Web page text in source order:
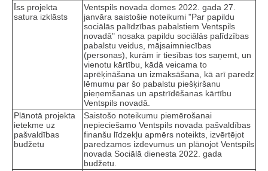
Īss projekta
satura izklāsts
Ventspils novada domes 2022. gada 27.
janvāra saistošie noteikumi "Par papildu
sociālās palīdzības pabalstiem Ventspils
novadā" nosaka papildu sociālās palīdzības
pabalstu veidus, mājsaimniecības
(personas), kurām ir tiesības tos saņemt, un
vienotu kārtību, kādā veicama to
aprēķināšana un izmaksāšana, kā arī paredz
lēmumu par šo pabalstu piešķiršanu
pieņemšanas un apstrīdēšanas kārtību
Ventspils novadā.
Plānotā projekta
ietekme uz
pašvaldības
budžetu
Saistošo noteikumu piemērošanai
nepieciešamo Ventspils novada pašvaldības
finanšu līdzekļu apmērs noteikts, izvērtējot
paredzamos izdevumus un plānojot Ventspils
novada Sociālā dienesta 2022. gada
budžetu.